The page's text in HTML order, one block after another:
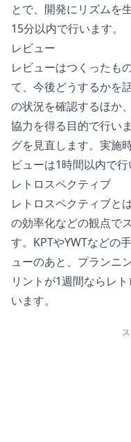
とで、開発にリズムを
15分以内で行います。
レビュー
レビューはつくったも
て、今後どうするかを
の状況を確認するほか
協力を得る目的で行い
グを見直します。実施
ビューは1時間以内で行
レトロスペクティブ
レトロスペクティブと
の効率化などの観点で
す。KPTやYWTなどの
ューのあと、プランニ
リントが1週間ならレ
います。